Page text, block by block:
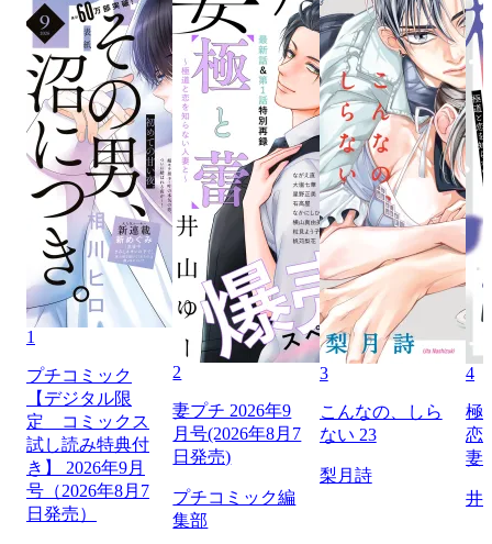
1
プチコミック
【デジタル限
定 コミックス
試し読み特典付
き】 2026年9月
号（2026年8月7
日発売）
2
妻プチ 2026年9
月号(2026年8月7
日発売)
プチコミック編
集部
3
こんなの、しら
ない 23
梨月詩
4
極
恋
妻
井